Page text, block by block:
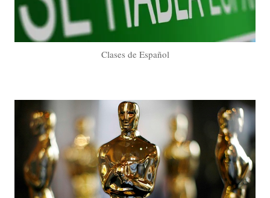
Clases de Español